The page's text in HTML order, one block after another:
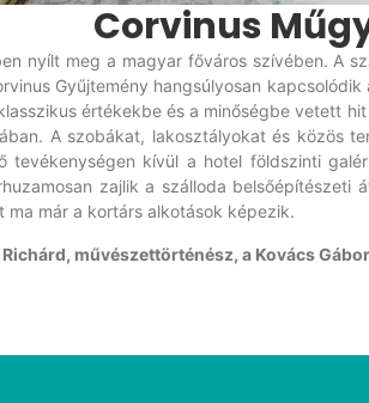
Corvinus
nyílt meg a magyar főváros szívében. A
Gyűjtemény hangsúlyosan
értékekbe és a minőségbe vetett
A szobákat, lakosztályokat és közös
kívül a hotel földszinti
zajlik a szálloda
már a kortárs alkotások képezik.
művészettörténész, a Kovács